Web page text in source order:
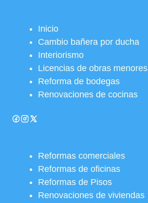
Inicio
Cambio bañera por ducha
Interiorismo
Licencias de obras menores
Reforma de bodegas
Renovaciones de cocinas
Reformas comerciales
Reformas de oficinas
Reformas de Pisos
Renovaciones de viviendas